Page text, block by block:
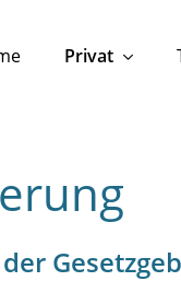
Privat